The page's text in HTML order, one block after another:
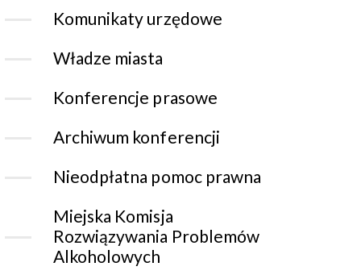
Komunikaty urzędowe
Władze miasta
Konferencje prasowe
Archiwum konferencji
Nieodpłatna pomoc prawna
Miejska Komisja
Rozwiązywania Problemów
Alkoholowych